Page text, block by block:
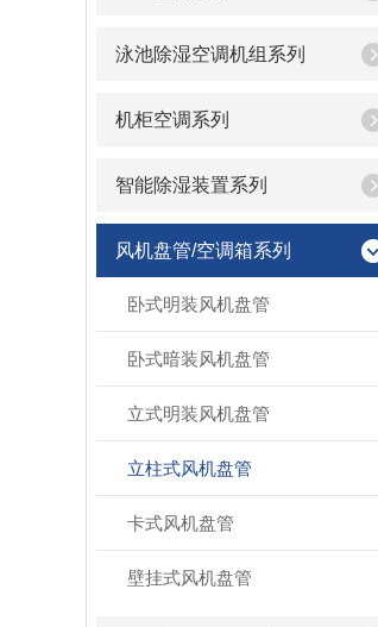
泳池除湿空调机组系列
机柜空调系列
智能除湿装置系列
风机盘管/空调箱系列
卧式明装风机盘管
卧式暗装风机盘管
立式明装风机盘管
立柱式风机盘管
卡式风机盘管
壁挂式风机盘管